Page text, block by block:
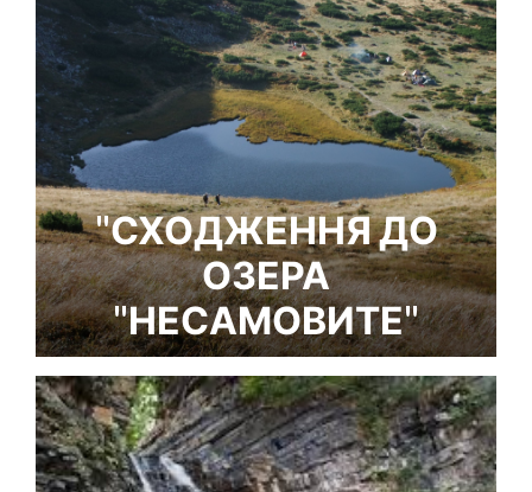
"СХОДЖЕННЯ ДО
ОЗЕРА
"НЕСАМОВИТЕ"